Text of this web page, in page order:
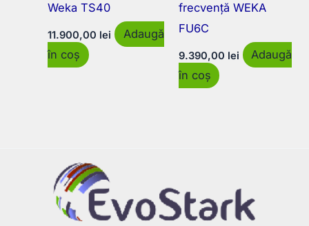
Weka TS40
11.900,00 lei
Adaugă
în coș
frecvență WEKA
FU6C
9.390,00 lei
Adaugă
în coș